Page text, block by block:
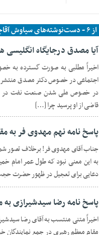
آیا مصدق درجایگاه
اخیراً مطلبی به صورت گسترده به
اجتماعی در خصوص دکتر مصدق
در خصوص ملی شدن صنعت نفت در
قاضی از او پرسید چرا […]
پاسخ نامه نهم مهدوی فر به
جناب آقای مهدوی فر! برخلاف تصور
به این معنی نبود که طول عمر امام
دعایی برای تعجیل در ظهور حضرت
پاسخ نامه رضا سیدشیرازی
اخیراً متنی منتسب به آقای رضا